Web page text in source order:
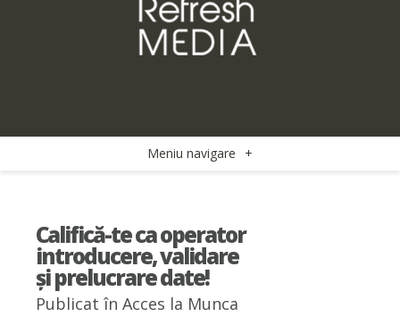
Meniu navigare +
Califică-te ca operator
introducere, validare
și prelucrare date!
Publicat în Acces la Munca